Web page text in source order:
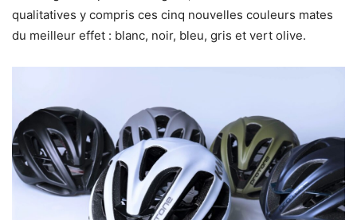
qualitatives y compris ces cinq nouvelles couleurs mates
du meilleur effet : blanc, noir, bleu, gris et vert olive.